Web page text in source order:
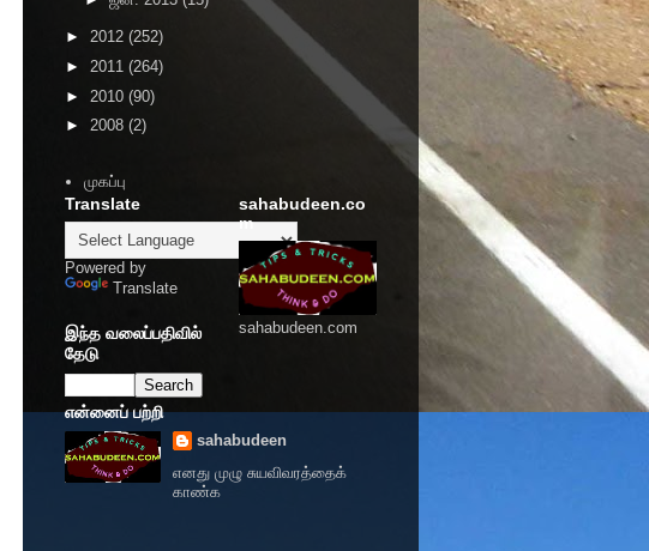
► 2012 (252)
► 2011 (264)
► 2010 (90)
► 2008 (2)
முகப்பு
Translate
Powered by
Translate
இந்த வலைப்பதிவில்
தேடு
sahabudeen.co
m
sahabudeen.com
என்னைப் பற்றி
sahabudeen
எனது முழு சுயவிவரத்தைக்
காண்க